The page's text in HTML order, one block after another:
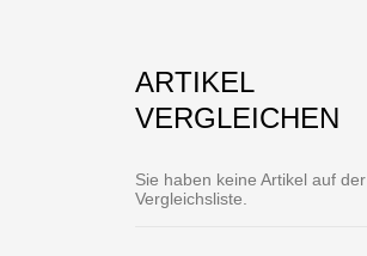
ARTIKEL
VERGLEICHEN
Sie haben keine Artikel auf der
Vergleichsliste.